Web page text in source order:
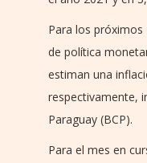
Para los
de política
estiman una
respectivamente,
Paraguay (BCP).
Para el mes en